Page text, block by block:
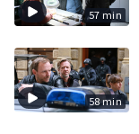
57 min
58 min